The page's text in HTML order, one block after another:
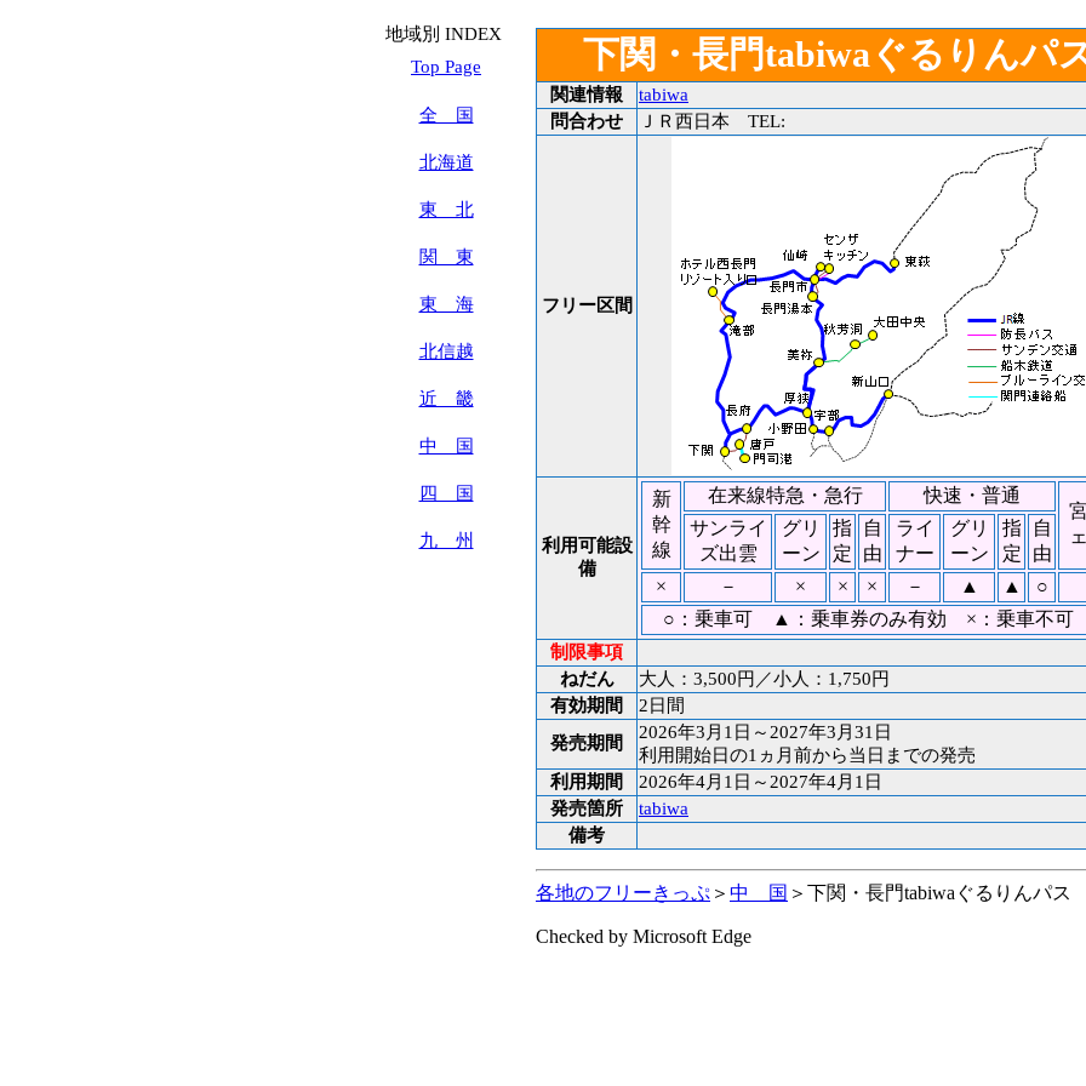
地域別 INDEX
Top Page
全 国
北海道
東 北
関 東
東 海
北信越
近 畿
中 国
四 国
九 州
下関・長門tabiwaぐるりんパ
関連情報
tabiwa
問合わせ
ＪＲ西日本 TEL:
フリー区間
利用可能設
備
新
幹
線
在来線特急・急行 快速・普通
サンライ
ズ出雲
グリ
ーン
指
定
自
由
ライ
ナー
グリ
ーン
指
定
自
由
×
－ × × × － ▲ ▲
○
○：乗車可 ▲：乗車券のみ有効 ×：乗車不
制限事項
ねだん
大人：3,500円／小人：1,750円
有効期間
2日間
発売期間
2026年3月1日～2027年3月31日
利用開始日の1ヵ月前から当日までの発売
利用期間
2026年4月1日～2027年4月1日
発売箇所
tabiwa
備考
各地のフリーきっぷ ＞ 中 国 ＞下関・長門tabiwaぐるりんパス
Checked by Microsoft Edge